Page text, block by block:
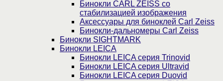
Бинокли CARL ZEISS со
стабилизацией изображения
Аксессуары для биноклей Carl Zeiss
Бинокли-дальномеры Carl Zeiss
Бинокли SIGHTMARK
Бинокли LEICA
Бинокли LEICA серия Trinovid
Бинокли LEICA серия Ultravid
Бинокли LEICA серия Duovid